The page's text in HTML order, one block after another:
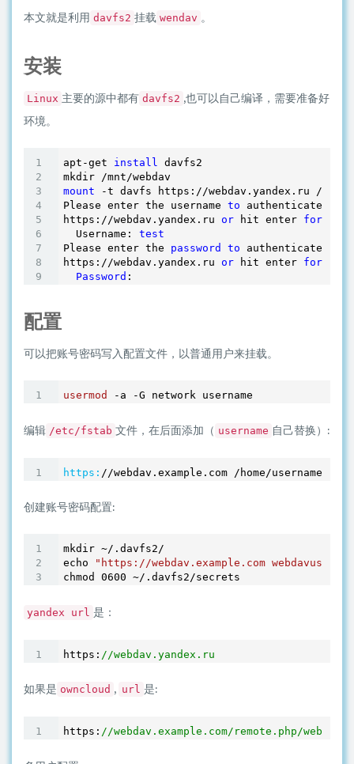
本文就是利用 davfs2 挂载 wendav 。
安装
Linux 主要的源中都有 davfs2 ,也可以自己编译，需要准备好
环境。
apt-get install davfs2
mount -t davfs https://webdav.yandex.ru /mnt/
Please enter the username to authenticate
https://webdav.yandex.ru or hit enter for
  Username:
test
Please enter the password to authenticate
https://webdav.yandex.ru or hit enter for
Password
配置
可以把账号密码写入配置文件，以普通用户来挂载。
usermod
编辑 /etc/fstab 文件，在后面添加（ username 自己替换）:
https: / /webdav.example.com /home /username/
创建账号密码配置:
mkdir ~/.davfs2/
echo
"https://webdav.example.com webdavuser
chmod 0600 ~/.davfs2/secrets
yandex url 是：
https: //webdav.yandex.ru
如果是 owncloud , url 是:
https: //webdav.example.com/remote.php/webdav